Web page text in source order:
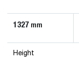
1327 mm
Height